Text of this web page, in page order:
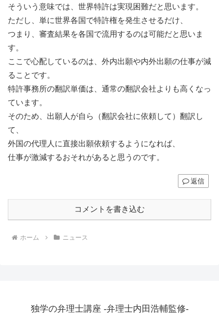
そういう意味では、世界特許は実現困難だと思います。
ただし、単に世界各国で特許権を発生させるだけ、
つまり、審査結果を各国で流用するのは可能だと思いま
す。
ここで心配しているのは、外内出願や内外出願の仕事が減
ることです。
特許事務所の翻訳単価は、通常の翻訳会社よりも高くなっ
ています。
そのため、出願人が自ら（翻訳会社に依頼して）翻訳し
て、
外国の代理人に直接出願依頼するようになれば、
仕事が激減するおそれがあると思うのです。
返信
コメントを書き込む
ホーム ニュース
独学の弁理士講座 -弁理士内田浩輔監修-